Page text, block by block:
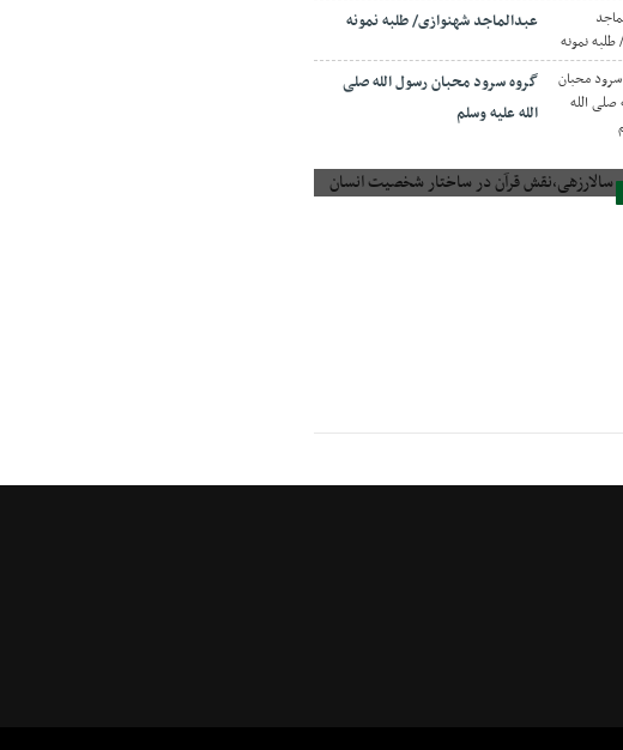
عبدالماجد شهنوازی/ طلبه نمونه
گروه سرود محبان رسول الله صلی
الله علیه وسلم
قرآن در ساختار شخصیت انسان